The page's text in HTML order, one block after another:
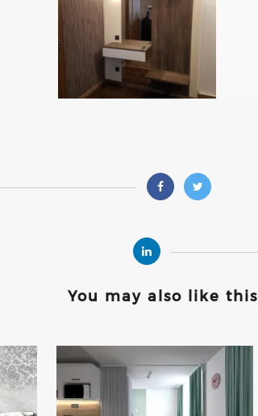
You may also like this